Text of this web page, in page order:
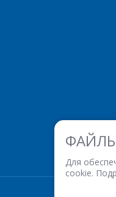
ФАЙЛЫ
Для
cookie.